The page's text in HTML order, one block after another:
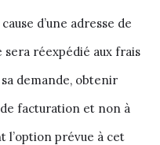
d’une adresse de
réexpédié aux frais
sa demande, obtenir
de facturation et non à
l’option prévue à cet